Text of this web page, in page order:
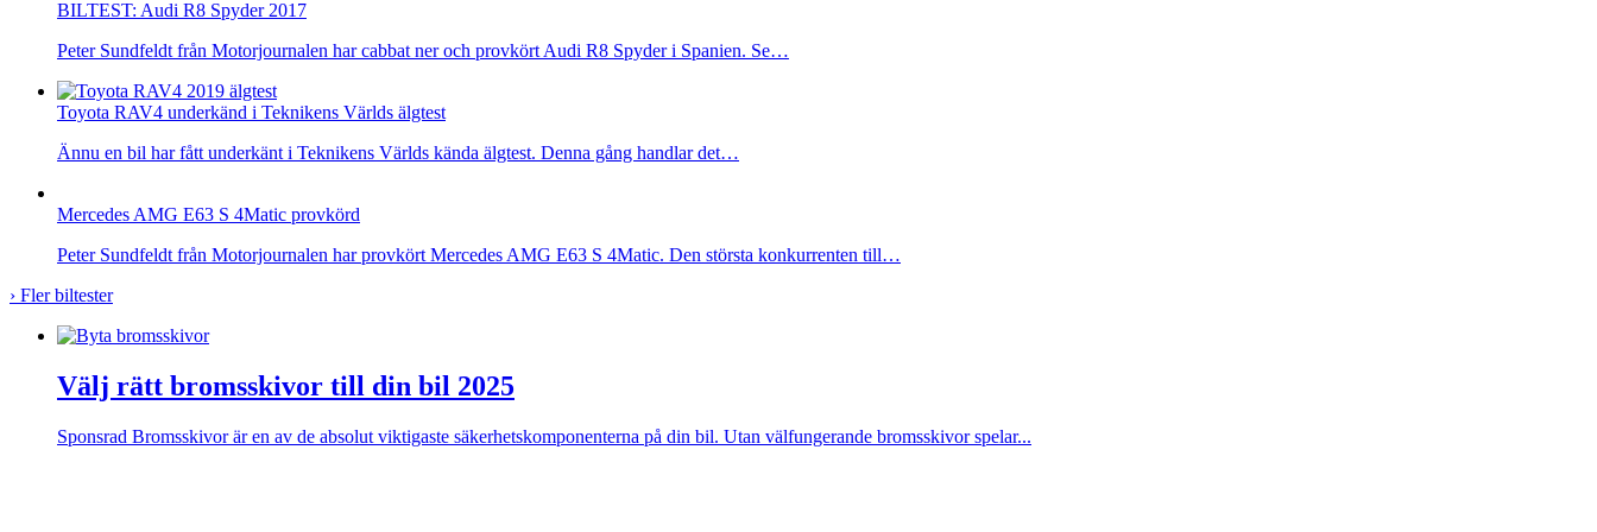
BILTEST: Audi R8 Spyder 2017
Peter Sundfeldt från Motorjournalen har cabbat ner och provkört Audi R8 Spyder i Spanien. Se…
Toyota RAV4 underkänd i Teknikens Världs älgtest
Ännu en bil har fått underkänt i Teknikens Världs kända älgtest. Denna gång handlar det…
Mercedes AMG E63 S 4Matic provkörd
Peter Sundfeldt från Motorjournalen har provkört Mercedes AMG E63 S 4Matic. Den största konkurrenten till…
› Fler biltester
Välj rätt bromsskivor till din bil 2025
Sponsrad Bromsskivor är en av de absolut viktigaste säkerhetskomponenterna på din bil. Utan välfungerande bromsskivor spelar...